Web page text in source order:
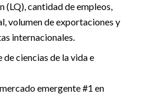
(LQ), cantidad de empleos,
volumen de exportaciones y
internacionales.
ciencias de la vida e
emergente #1 en